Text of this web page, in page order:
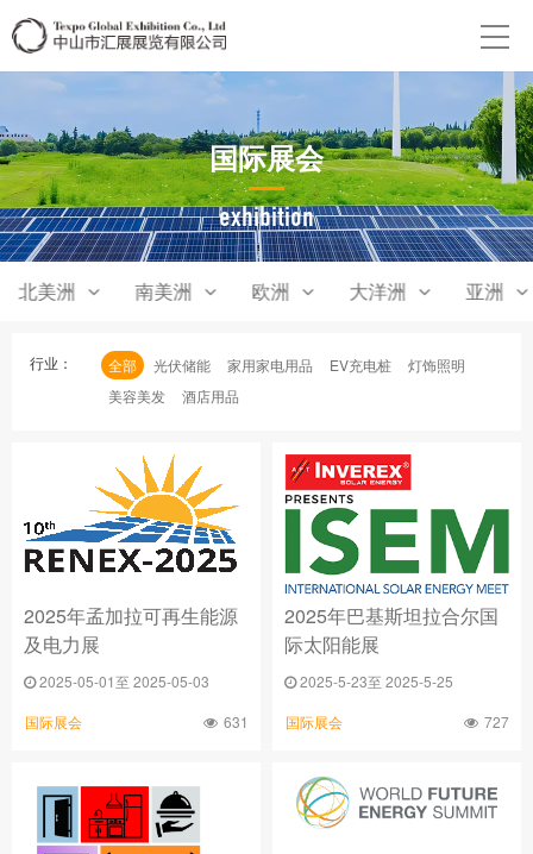
国际展会
exhibition
北美洲 南美洲 欧洲 大洋洲 亚洲
行业： 全部 光伏储能 家用家电用品 EV充电桩
灯饰照明
美容美发
酒店用品
2025年孟加拉可再生能源
及电力展
2025-05-01至 2025-05-03
国际展会 631
2025年巴基斯坦拉合尔国
际太阳能展
2025-5-23至 2025-5-25
国际展会 727